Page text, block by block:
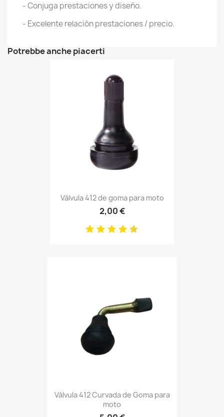
- Conjuga prestaciones y diseño.
- Excelente relación prestaciones / precio.
Potrebbe anche piacerti
Válvula 412 de goma para moto
2,00 €
Válvula 412 Curvada de Goma para
moto